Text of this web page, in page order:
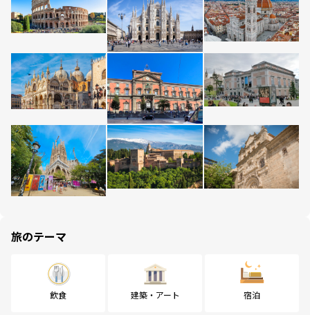
旅のテーマ
飲食 建築・アート 宿泊